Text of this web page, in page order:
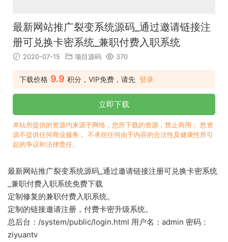
最新网站推广裂变系统源码_通过邀请链接注
册可兑换卡密系统_兼职付费入职系统
2020-07-15 项目源码 370
下载价格 9.9 积分，VIP免费，请先 登录
立即下载
本站所提供的资源均来源于网络，您所下载的资源，禁止商用； 愁资
源不提供任何商业服务， 不承担任何由于内容的合法性及健康性所引
起的争议和法律责任。
最新网站推广裂变系统源码_通过邀请链接注册可兑换卡密系统
_兼职付费入职系统免费下载
定制修复的兼职付费入职系统。
定制的链接邀请注册，付费卡密升级系统。
总后台：/system/public/login.html 用户名：admin 密码：
ziyuantv